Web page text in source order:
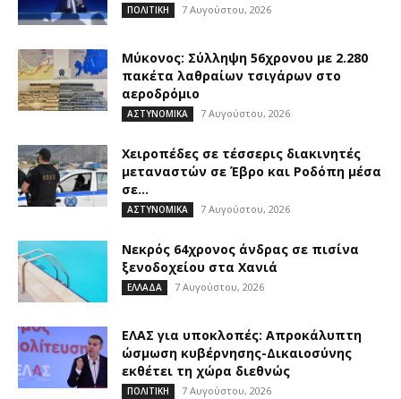
ΠΟΛΙΤΙΚΗ 7 Αυγούστου, 2026
Μύκονος: Σύλληψη 56χρονου με 2.280
πακέτα λαθραίων τσιγάρων στο
αεροδρόμιο
ΑΣΤΥΝΟΜΙΚΑ 7 Αυγούστου, 2026
Χειροπέδες σε τέσσερις διακινητές
μεταναστών σε Έβρο και Ροδόπη μέσα
σε...
ΑΣΤΥΝΟΜΙΚΑ 7 Αυγούστου, 2026
Νεκρός 64χρονος άνδρας σε πισίνα
ξενοδοχείου στα Χανιά
ΕΛΛΑΔΑ 7 Αυγούστου, 2026
ΕΛΑΣ για υποκλοπές: Απροκάλυπτη
ώσμωση κυβέρνησης-Δικαιοσύνης
εκθέτει τη χώρα διεθνώς
ΠΟΛΙΤΙΚΗ 7 Αυγούστου, 2026